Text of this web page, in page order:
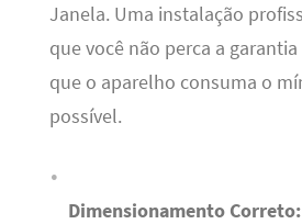
Janela. Uma instalação
que você não perca a
que o aparelho consuma o
possível.
Dimensionamento Correto: